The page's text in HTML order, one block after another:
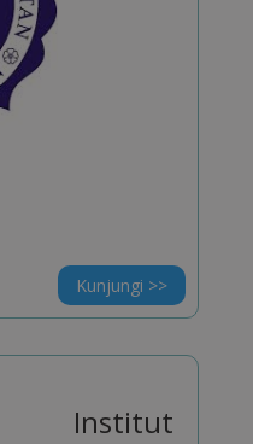
Kunjungi >>
Institut